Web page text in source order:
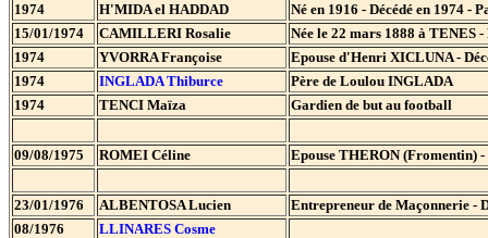
1974
H'MIDA el HADDAD
Né en 1916 - Décédé en 1974 -
15/01/1974
CAMILLERI Rosalie
Née le 22 mars 1888 à TENES
1974
YVORRA Françoise
Epouse d'Henri XICLUNA -
1974
INGLADA Thiburce
Père de Loulou INGLADA
1974
TENCI Maïza Gardien de but au football
09/08/1975 ROMEI Céline Epouse THERON (Fromentin) -
23/01/1976 ALBENTOSA Lucien
Entrepreneur de Maçonnerie -
08/1976
LLINARES Cosme